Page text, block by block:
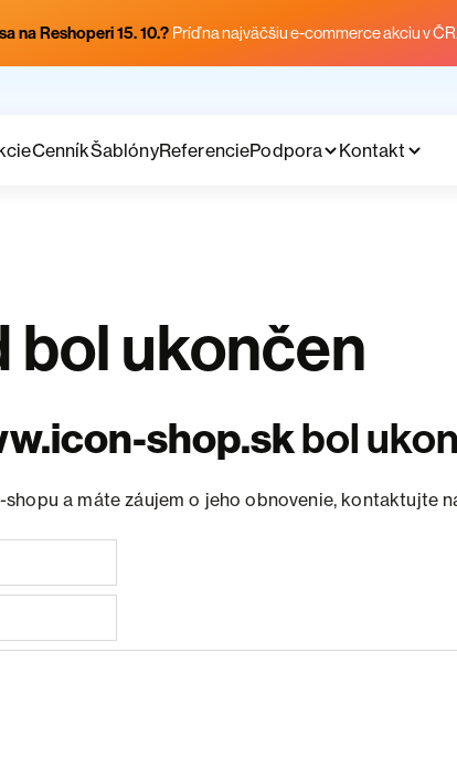
na Reshoperi 15. 10.? Príď na najväčšiu e-commerce akciu v
CenníkŠablónyReferenciePodpora Kontakt
bol ukončen
shop.skbol
a máte záujem o jeho obnovenie, kontaktujte